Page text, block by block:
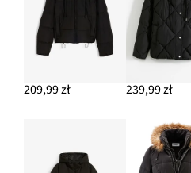
DODAJ DO
Sweter basic z golfem
DODAJ DO
209,99 zł 239,99 zł